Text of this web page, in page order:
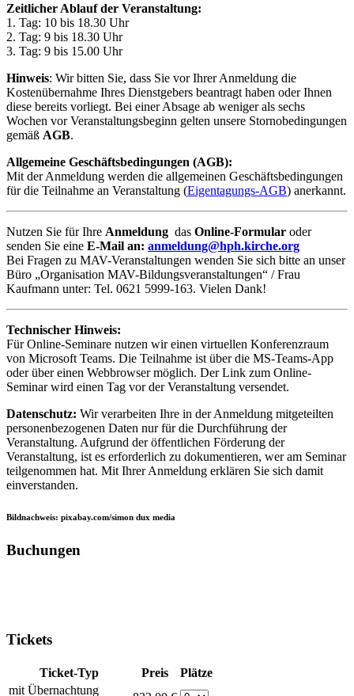
Zeitlicher Ablauf der Veranstaltung:
1. Tag: 10 bis 18.30 Uhr
2. Tag: 9 bis 18.30 Uhr
3. Tag: 9 bis 15.00 Uhr
Hinweis: Wir bitten Sie, dass Sie vor Ihrer Anmeldung die
Kostenübernahme Ihres Dienstgebers beantragt haben oder Ihnen
diese bereits vorliegt. Bei einer Absage ab weniger als sechs
Wochen vor Veranstaltungsbeginn gelten unsere Stornobedingungen
gemäß AGB.
Allgemeine Geschäftsbedingungen (AGB):
Mit der Anmeldung werden die allgemeinen Geschäftsbedingungen
für die Teilnahme an Veranstaltung (Eigentagungs-AGB) anerkannt.
Nutzen Sie für Ihre Anmeldung das Online-Formular oder
senden Sie eine E-Mail an: anmeldung@hph.kirche.org
Bei Fragen zu MAV-Veranstaltungen wenden Sie sich bitte an unser
Büro „Organisation MAV-Bildungsveranstaltungen“ / Frau
Kaufmann unter: Tel. 0621 5999-163. Vielen Dank!
Technischer Hinweis:
Für Online-Seminare nutzen wir einen virtuellen Konferenzraum
von Microsoft Teams. Die Teilnahme ist über die MS-Teams-App
oder über einen Webbrowser möglich. Der Link zum Online-
Seminar wird einen Tag vor der Veranstaltung versendet.
Datenschutz: Wir verarbeiten Ihre in der Anmeldung mitgeteilten
personenbezogenen Daten nur für die Durchführung der
Veranstaltung. Aufgrund der öffentlichen Förderung der
Veranstaltung, ist es erforderlich zu dokumentieren, wer am Seminar
teilgenommen hat. Mit Ihrer Anmeldung erklären Sie sich damit
einverstanden.
Bildnachweis: pixabay.com/simon dux media
Buchungen
Tickets
Ticket-Typ Preis
Plätze
mit Übernachtung